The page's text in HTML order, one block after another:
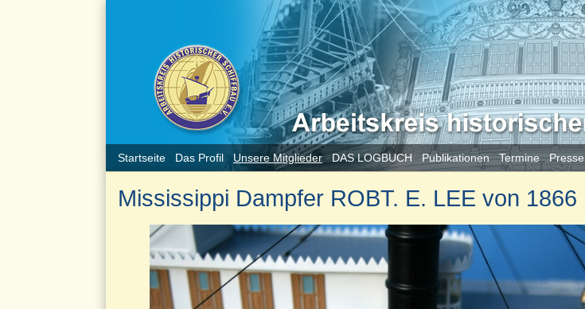
Startseite Das Profil Unsere Mitglieder DAS LOGBUCH Publikationen Termine Presse
Mississippi Dampfer ROBT. E. LEE von 1866